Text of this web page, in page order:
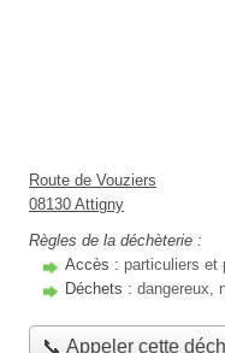
Route de Vouziers
08130 Attigny
Règles de la déchèterie :
Accès : particuliers et
Déchets : dangereux,
📞 Appeler cette